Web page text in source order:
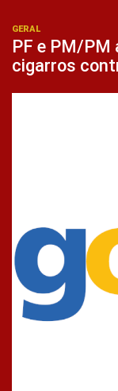
GERAL
PF e PM/PM
cigarros